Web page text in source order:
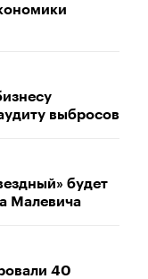
выбросов
будет
Малевича
40